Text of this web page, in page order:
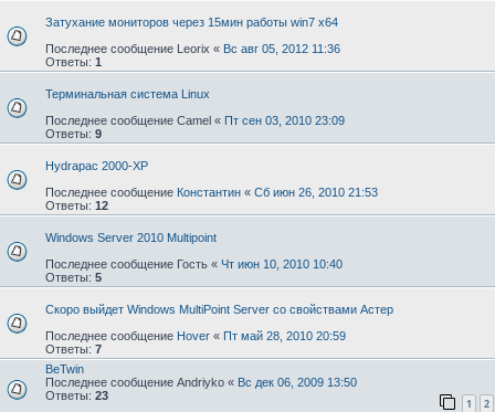
Затухание мониторов через 15мин работы win7 x64
Последнее сообщение Leorix « Вс авг 05, 2012 11:36
Ответы: 1
Терминальная система Linux
Последнее сообщение Camel « Пт сен 03, 2010 23:09
Ответы: 9
Hydrapac 2000-XP
Последнее сообщение Константин « Сб июн 26, 2010 21:53
Ответы: 12
Windows Server 2010 Multipoint
Последнее сообщение Гость « Чт июн 10, 2010 10:40
Ответы: 5
Скоро выйдет Windows MultiPoint Server со свойствами Астер
Последнее сообщение Hover « Пт май 28, 2010 20:59
Ответы: 7
BeTwin
Последнее сообщение Andriyko « Вс дек 06, 2009 13:50
Ответы: 23
1 2